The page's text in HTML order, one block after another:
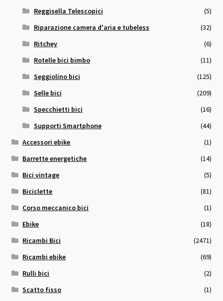
Reggisella Telescopici
(5)
Riparazione camera d'aria e tubeless
(32)
Ritchey
(6)
Rotelle bici bimbo
(11)
Seggiolino bici
(125)
Selle bici
(209)
Specchietti bici
(16)
Supporti Smartphone
(44)
Accessori ebike
(1)
Barrette energetiche
(14)
Bici vintage
(5)
Biciclette
(81)
Corso meccanico bici
(1)
Ebike
(18)
Ricambi Bici
(2471)
Ricambi ebike
(69)
Rulli bici
(2)
Scatto fisso
(1)